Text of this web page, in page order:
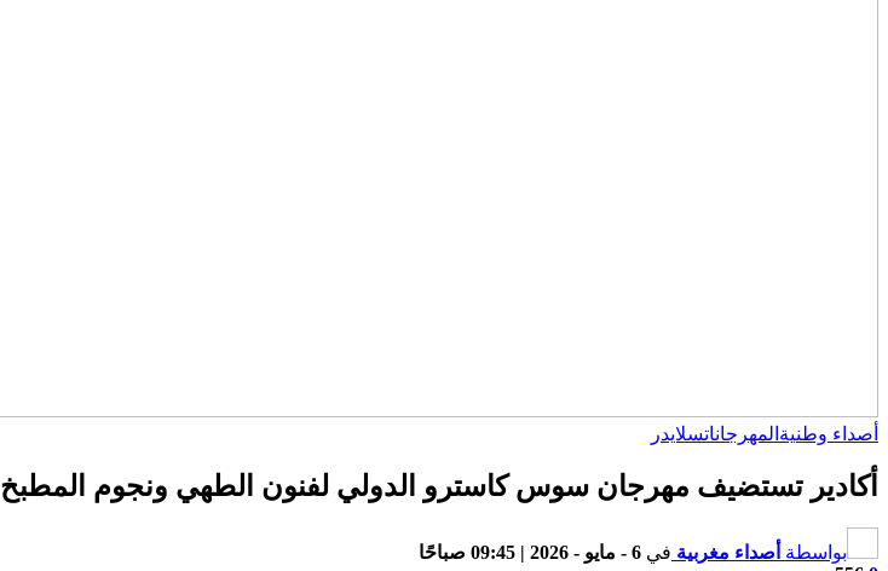
أصداء وطنية المهرجاناتسلايدر
أكادير تستضيف مهرجان سوس كاسترو الدولي لفنون الطهي ونجوم المطبخ
بواسطة أصداء مغربية في 6 - مايو - 2026 | 09:45 صباحًا